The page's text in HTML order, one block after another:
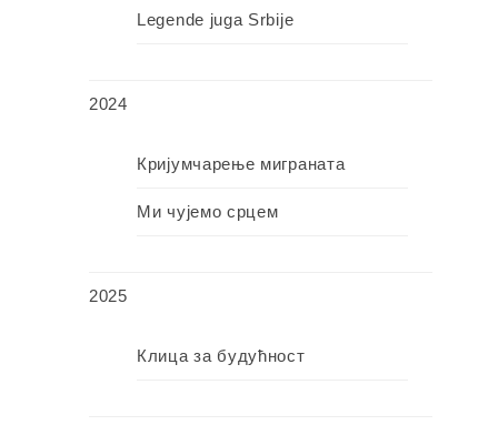
Legende juga Srbije
2024
Кријумчарење миграната
Ми чујемо срцем
2025
Клица за будућност